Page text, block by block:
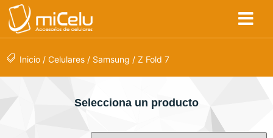
Inicio / Celulares / Samsung / Z Fold 7
Selecciona un producto